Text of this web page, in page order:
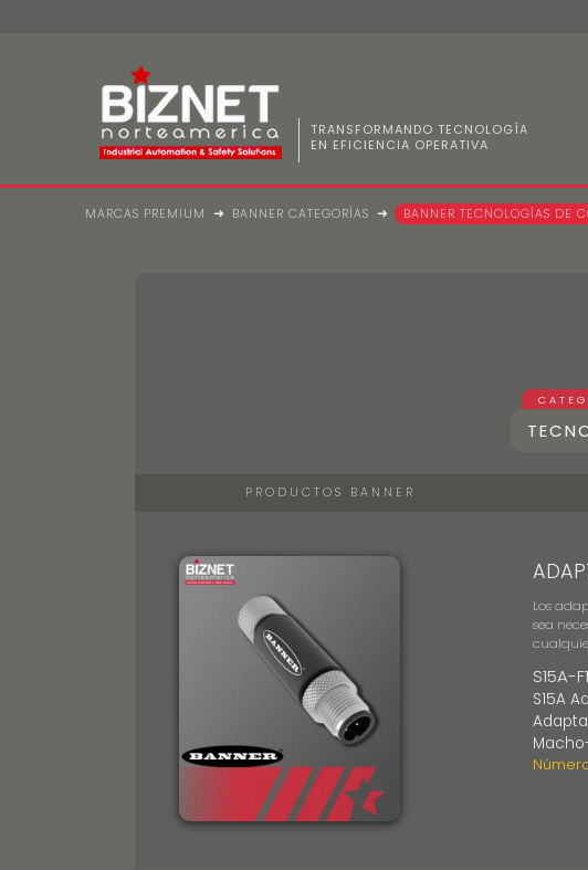
TRANSFORMANDO TECNOLOGÍA
EN EFICIENCIA OPERATIVA
⛶ Home Compañía Marcas Premium
MARCAS PREMIUM BANNER CATEGORÍAS BANNER TECNOLOGÍAS DE
PRODUCTOS BANNER
Los
sea
S15A-
S15A